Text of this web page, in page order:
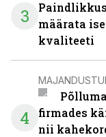
3
määrata
kvaliteeti
4
firmades
nii